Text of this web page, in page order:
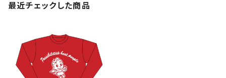
最近チェックした商品